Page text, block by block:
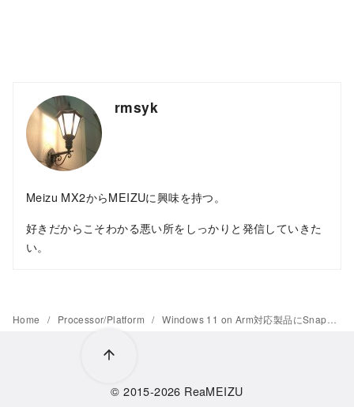
rmsyk
Meizu MX2からMEIZUに興味を持つ。
好きだからこそわかる悪い所をしっかりと発信していきた
い。
Home Processor/Platform Windows 11 on Arm対応製品にSnapdragon 7c Gen 2が追加
© 2015-2026 ReaMEIZU